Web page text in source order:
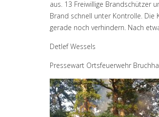
aus. 13 Freiwillige Brandschützer
Brand schnell unter Kontrolle.
gerade noch verhindern. Nach
Detlef Wessels
Pressewart Ortsfeuerwehr